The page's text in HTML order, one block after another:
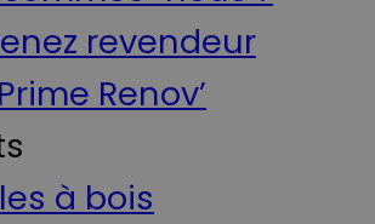
revendeur
Renov’
à bois